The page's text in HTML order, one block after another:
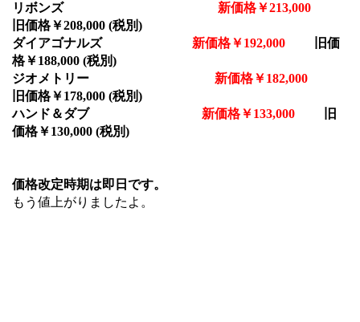
リボンズ
新価格￥213,000
旧価格￥208,000 (税別)
ダイアゴナルズ
新価格￥192,000 旧価
格￥188,000 (税別)
ジオメトリー
新価格￥182,000
旧価格￥178,000 (税別)
ハンド＆ダブ
新価格￥133,000 旧
価格￥130,000 (税別)
価格改定時期は即日です。
もう値上がりましたよ。